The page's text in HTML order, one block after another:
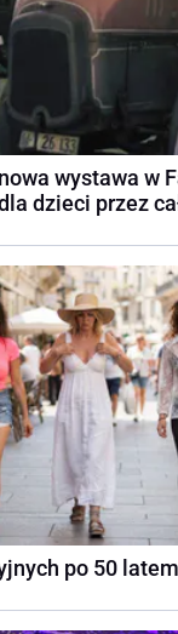
wystawa w
dzieci przez
po 50 latem